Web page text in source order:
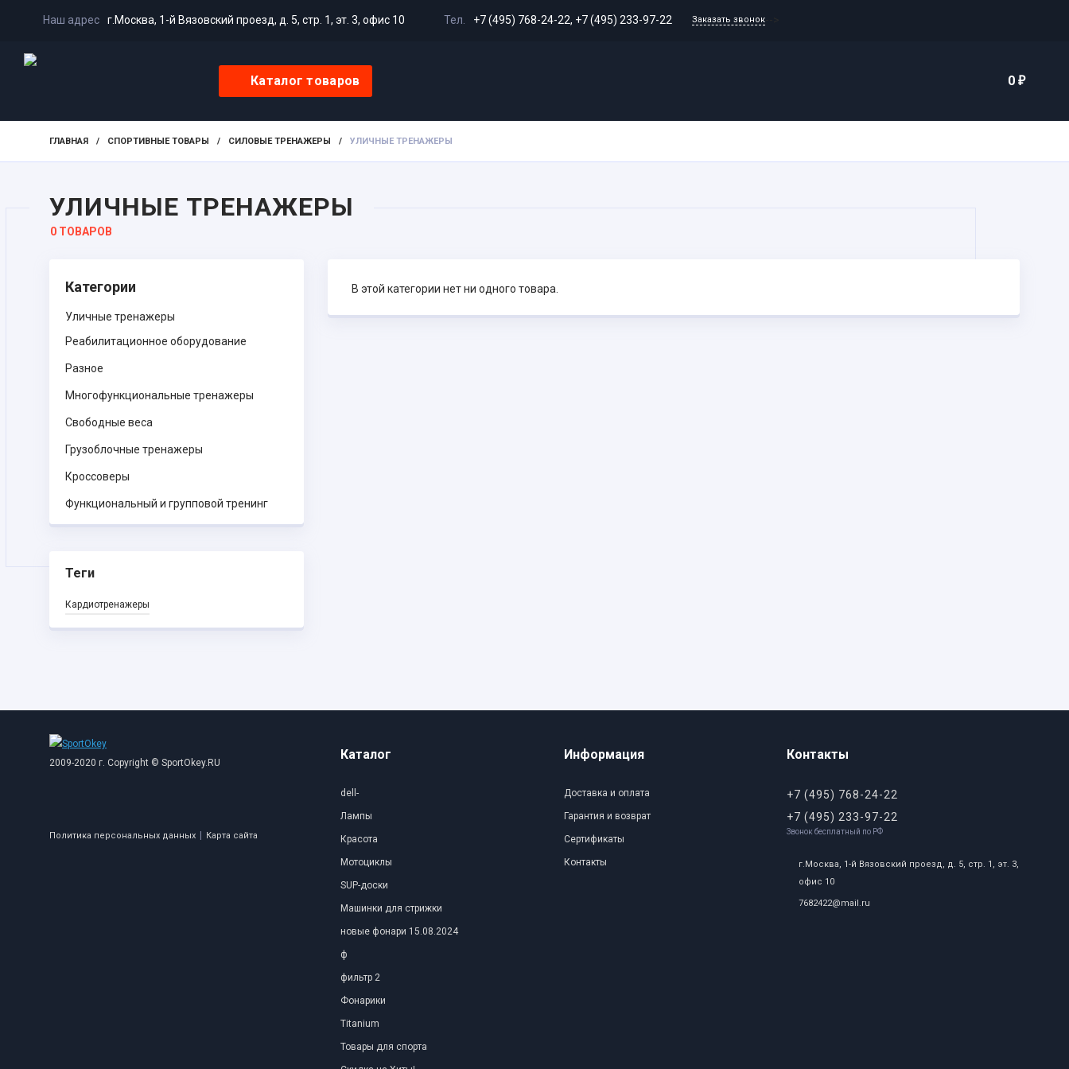
Наш адрес г.Москва, 1-й Вязовский проезд, д. 5, стр. 1, эт. 3, офис 10 Тел. +7 (495) 768-24-22, +7 (495) 233-97-22 Заказать звонок
Каталог товаров 0 ₽
ГЛАВНАЯ / СПОРТИВНЫЕ ТОВАРЫ / СИЛОВЫЕ ТРЕНАЖЕРЫ / УЛИЧНЫЕ ТРЕНАЖЕРЫ
УЛИЧНЫЕ ТРЕНАЖЕРЫ
0 ТОВАРОВ
Категории
Уличные тренажеры
Реабилитационное оборудование
Разное
Многофункциональные тренажеры
Свободные веса
Грузоблочные тренажеры
Кроссоверы
Функциональный и групповой тренинг
Теги
Кардиотренажеры
В этой категории нет ни одного товара.
2009-2020 г. Copyright © SportOkey.RU
Политика персональных данных Карта сайта
Каталог
dell-
Лампы
Красота
Мотоциклы
SUP-доски
Машинки для стрижки
новые фонари 15.08.2024
ф
фильтр 2
Фонарики
Titanium
Товары для спорта
Информация
Доставка и оплата
Гарантия и возврат
Сертификаты
Контакты
Контакты
+7 (495) 768-24-22
+7 (495) 233-97-22
Звонок бесплатный по РФ
г.Москва, 1-й Вязовский проезд, д. 5, стр. 1, эт. 3,
офис 10
7682422@mail.ru